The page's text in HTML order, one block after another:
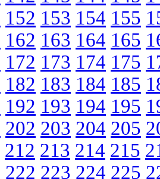
152 153 154 155
162 163 164 165
172 173 174 175
182 183 184 185
192 193 194 195
202 203 204 205
212 213 214 215
222 223 224 225